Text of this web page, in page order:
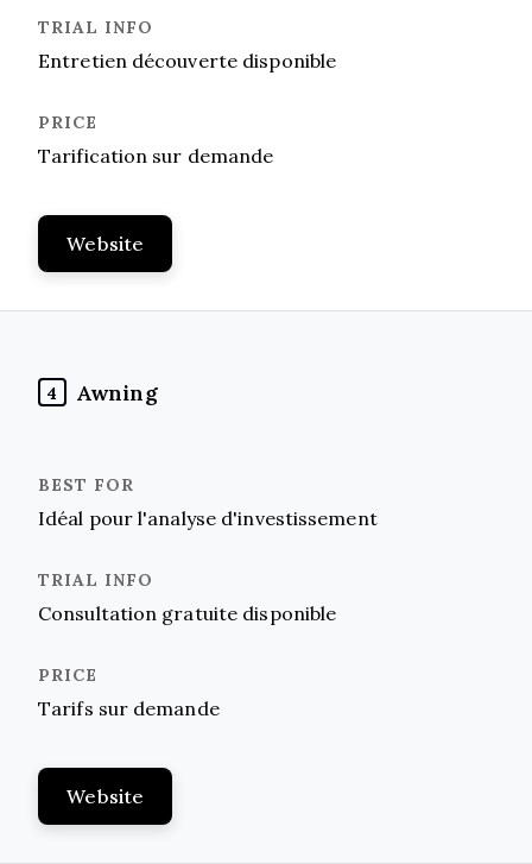
Entretien découverte disponible
Tarification sur demande
Website
4 Awning
Idéal pour l'analyse d'investissement
Consultation gratuite disponible
Tarifs sur demande
Website